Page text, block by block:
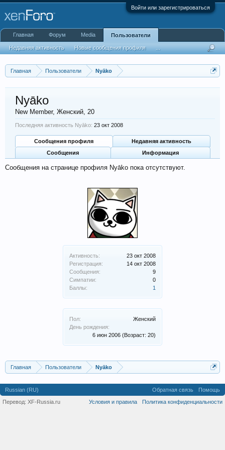
Войти или зарегистрироваться
Главная Пользователи Nyāko
Активность:
23 окт 2008
Регистрация:
14 окт 2008
Сообщения:
9
Симпатии:
0
Баллы:
1
Пол:
Женский
День рождения:
6 июн 2006 (Возраст: 20)
Nyāko
New Member, Женский, 20
Последняя активность Nyāko: 23 окт 2008
Сообщения профиля
Недавняя активность
Сообщения
Информация
Сообщения на странице профиля Nyāko пока отсутствуют.
Главная Пользователи Nyāko
Главная Форум Media Пользователи
Недавняя активность Новые сообщения профиля
Russian (RU) Обратная связь
Помощь
Условия и правила
Политика конфиденциальности
Перевод: XF-Russia.ru